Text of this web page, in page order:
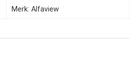
Merk: Alfaview